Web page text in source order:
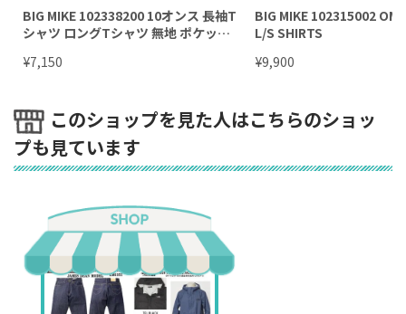
BIG MIKE 102338200 10オンス 長袖T
シャツ ロングTシャツ 無地 ポケット
¥7,150
BIG MIKE 102315002
L/S SHIRTS
¥9,900
このショップを見た人はこちらのショッ
プも見ています